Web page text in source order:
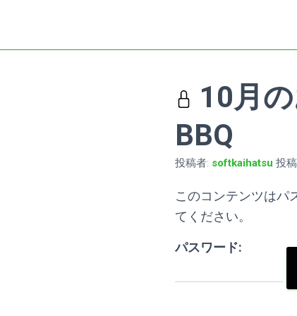
10月
BBQ
投稿者: softkaihatsu 投
このコンテンツはパ
てください。
パスワード: